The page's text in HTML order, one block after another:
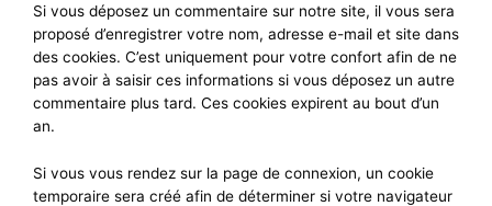
Si vous déposez un commentaire sur notre site, il vous sera
proposé d’enregistrer votre nom, adresse e-mail et site dans
des cookies. C’est uniquement pour votre confort afin de ne
pas avoir à saisir ces informations si vous déposez un autre
commentaire plus tard. Ces cookies expirent au bout d’un
an.
Si vous vous rendez sur la page de connexion, un cookie
temporaire sera créé afin de déterminer si votre navigateur